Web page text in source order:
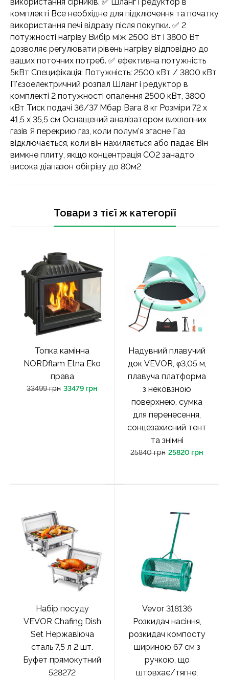
комплекті Все необхідне для підключення та початку
використання печі відразу після покупки. ✅ 2
потужності нагріву Вибір між 2500 Вт і 3800 Вт
дозволяє регулювати рівень нагріву відповідно до
ваших поточних потреб. ✅ ефективна потужність
5кВт Специфікація: Потужність: 2500 кВт / 3800 кВт
П'єзоелектричний розпал Шланг і редуктор в
комплекті 2 потужності опалення 2500 кВт, 3800
кВт Тиск подачі 36/37 Мбар Вага 8 кг Розміри 72 х
41,5 х 35,5 см Оснащений аналізатором вихлопних
газів Я перекрию газ, коли полум'я згасне Газ
відключається, коли він нахиляється або падає Він
вимкне плиту, якщо концентрація CO2 занадто
висока діапазон обігріву до 80м2
Товари з тієї ж категорії
Топка камінна
NORDflam Etna Eko
права
33499 грн 33479 грн
Надувний плавучий
док VEVOR, φ3,05 м,
плавуча платформа
з нековзною
поверхнею, сумка
для перенесення,
сонцезахисний тент
та знімні
25840 грн 25820 грн
Набір посуду
VEVOR Chafing Dish
Set Нержавіюча
сталь 7,5 л 2 шт.
Буфет прямокутний
528272
Vevor 318136
Розкидач насіння,
розкидач компосту
шириною 67 см з
ручкою, що
штовхає/тягне,